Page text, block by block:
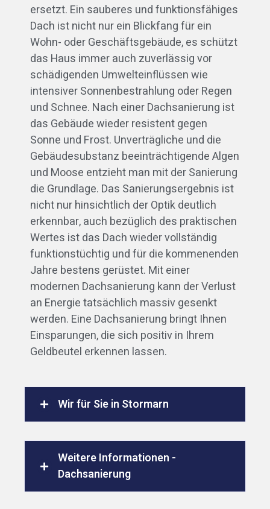
ersetzt. Ein sauberes und funktionsfähiges
Dach ist nicht nur ein Blickfang für ein
Wohn- oder Geschäftsgebäude, es schützt
das Haus immer auch zuverlässig vor
schädigenden Umwelteinflüssen wie
intensiver Sonnenbestrahlung oder Regen
und Schnee. Nach einer Dachsanierung ist
das Gebäude wieder resistent gegen
Sonne und Frost. Unverträgliche und die
Gebäudesubstanz beeinträchtigende Algen
und Moose entzieht man mit der Sanierung
die Grundlage. Das Sanierungsergebnis ist
nicht nur hinsichtlich der Optik deutlich
erkennbar, auch bezüglich des praktischen
Wertes ist das Dach wieder vollständig
funktionstüchtig und für die kommenenden
Jahre bestens gerüstet. Mit einer
modernen Dachsanierung kann der Verlust
an Energie tatsächlich massiv gesenkt
werden. Eine Dachsanierung bringt Ihnen
Einsparungen, die sich positiv in Ihrem
Geldbeutel erkennen lassen.
Wir für Sie in Stormarn
Weitere Informationen -
Dachsanierung